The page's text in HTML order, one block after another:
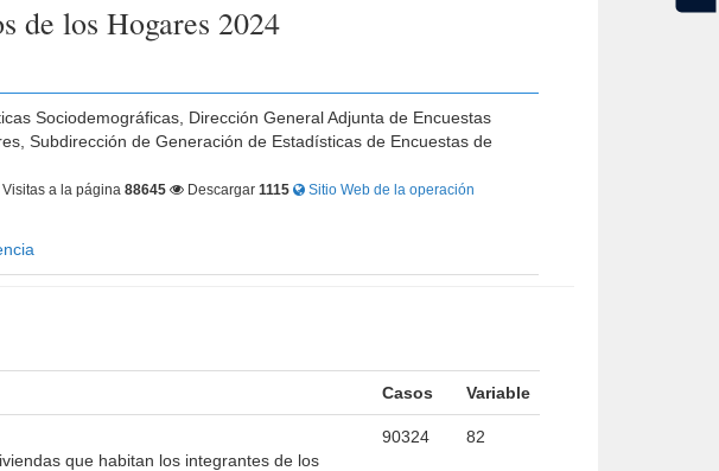
de los Hogares 2024
Sociodemográficas, Dirección General Adjunta de Encuestas
Subdirección de Generación de Estadísticas de Encuestas de
Visitas a la página88645 Descargar1115
Sitio Web de la operación
Casos Variable
que habitan los integrantes de los
90324 82